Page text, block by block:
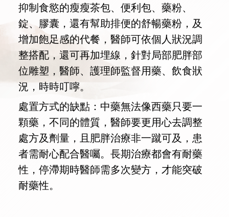
抑制食慾的瘦瘦茶包、便利包、藥粉、
錠、膠囊，還有幫助排便的舒暢藥粉，及
增加飽足感的代餐，醫師可依個人狀況調
整搭配，還可再加埋線，針對局部肥胖部
位雕塑，醫師、護理師監督用藥、飲食狀
況，時時叮嚀。
處置方式的缺點：中藥無法像西藥只要一
顆藥，不同的體質，醫師要更用心去調整
處方及劑量，且肥胖治療非一蹴可及，患
者需耐心配合醫囑。長期治療都會有耐藥
性，停滯期時醫師需多次變方，才能突破
耐藥性。